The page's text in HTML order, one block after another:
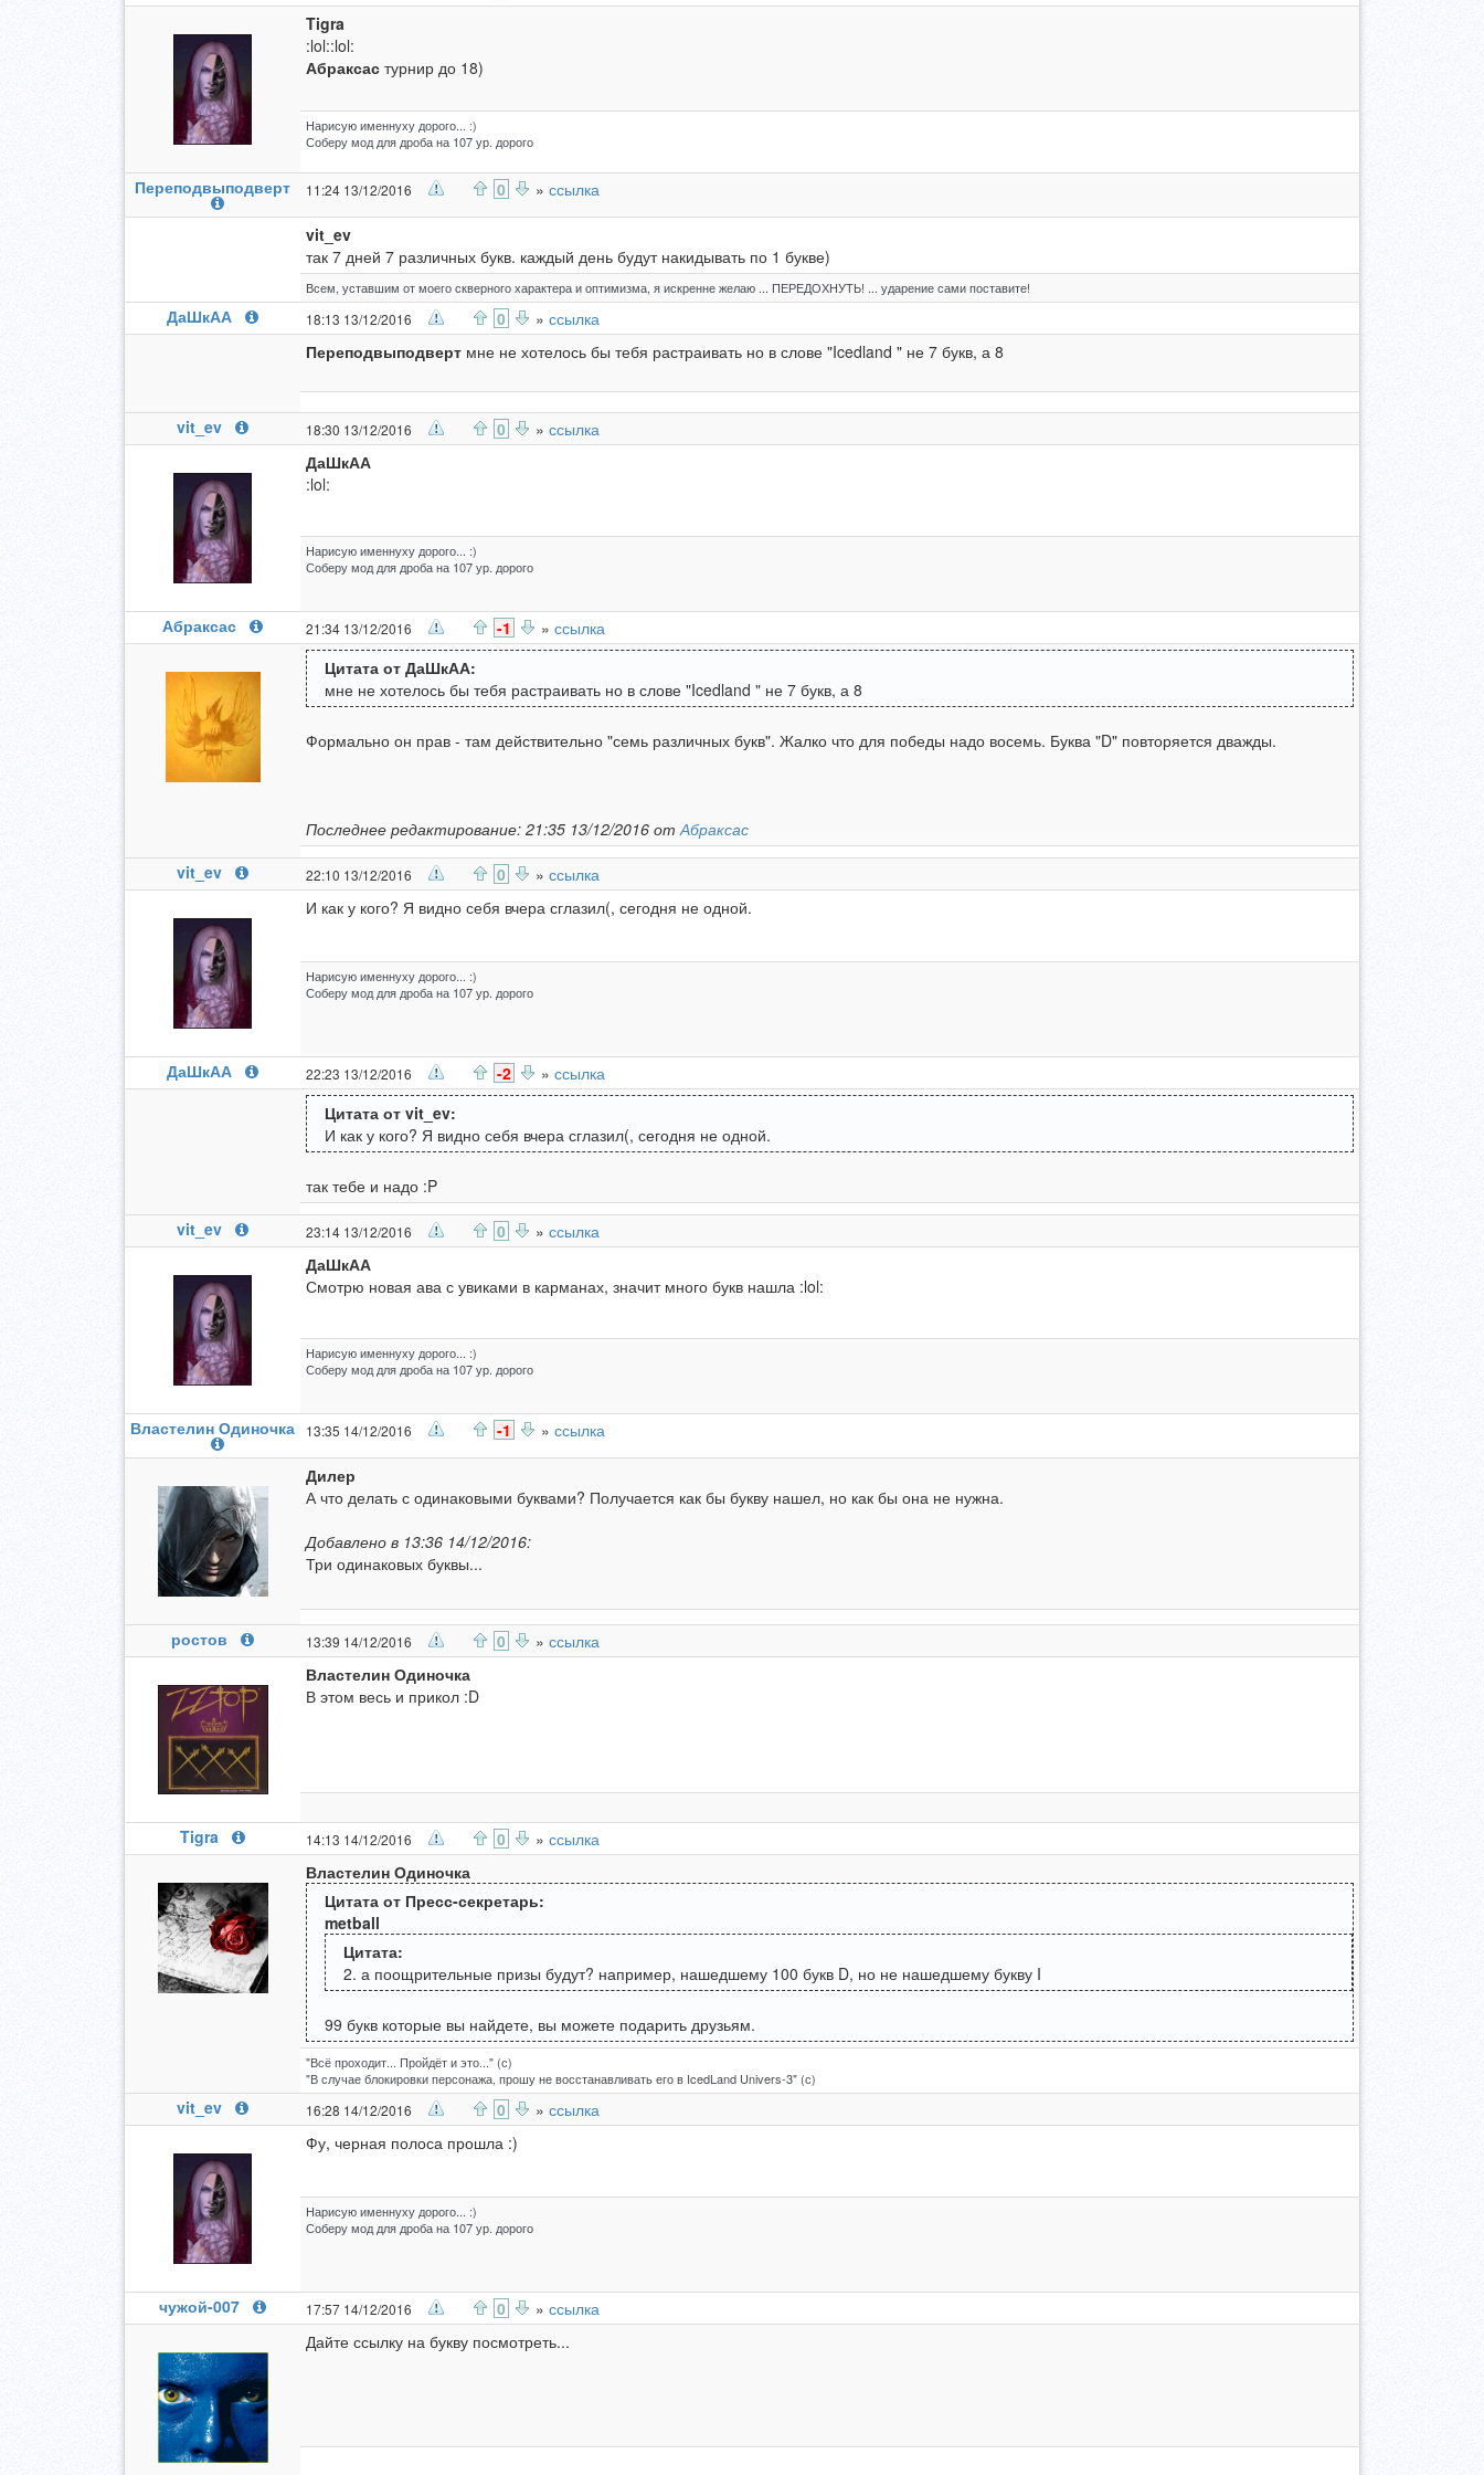
Tigra
:lol::lol:
Абраксас турнир до 18)
Нарисую именнуху дорого... :)
Соберу мод для дроба на 107 ур. дорого
Переподвыподверт 11:24 13/12/2016 0 » ссылка
vit_ev
так 7 дней 7 различных букв. каждый день будут накидывать по 1 букве)
Всем, уставшим от моего скверного характера и оптимизма, я искренне желаю ... ПЕРЕДОХНУТЬ! ... ударение сами поставите!
ДаШкАА 18:13 13/12/2016 0 » ссылка
Переподвыподверт мне не хотелось бы тебя растраивать но в слове "Icedland " не 7 букв, а 8
vit_ev 18:30 13/12/2016 0 » ссылка
ДаШкАА
:lol:
Нарисую именнуху дорого... :)
Соберу мод для дроба на 107 ур. дорого
Абраксас 21:34 13/12/2016 -1 » ссылка
Цитата от ДаШкАА:
мне не хотелось бы тебя растраивать но в слове "Icedland " не 7 букв, а 8
Формально он прав - там действительно "семь различных букв". Жалко что для победы надо восемь. Буква "D" повторяется дважды.
Последнее редактирование: 21:35 13/12/2016 отАбраксас
vit_ev
22:10 13/12/2016 0 » ссылка
И как у кого? Я видно себя вчера сглазил(, сегодня не одной.
Нарисую именнуху дорого... :)
Соберу мод для дроба на 107 ур. дорого
ДаШкАА 22:23 13/12/2016 -2 » ссылка
Цитата от vit_ev:
И как у кого? Я видно себя вчера сглазил(, сегодня не одной.
так тебе и надо :P
vit_ev
23:14 13/12/2016 0 » ссылка
ДаШкАА
Смотрю новая ава с увиками в карманах, значит много букв нашла :lol:
Нарисую именнуху дорого... :)
Соберу мод для дроба на 107 ур. дорого
Властелин Одиночка 13:35 14/12/2016 -1 » ссылка
Дилер
А что делать с одинаковыми буквами? Получается как бы букву нашел, но как бы она не нужна.
Добавлено в 13:36 14/12/2016:
Три одинаковых буквы...
ростов 13:39 14/12/2016 0 » ссылка
Властелин Одиночка
В этом весь и прикол :D
Tigra 14:13 14/12/2016 0 » ссылка
Властелин Одиночка
Цитата от Пресс-секретарь:
metball
Цитата:
2. а поощрительные призы будут? например, нашедшему 100 букв D, но не нашедшему букву I
99 букв которые вы найдете, вы можете подарить друзьям.
"Всё проходит... Пройдёт и это..." (с)
"В случае блокировки персонажа, прошу не восстанавливать его в IcedLand Univers-3" (с)
vit_ev 16:28 14/12/2016 0 » ссылка
Фу, черная полоса прошла :)
Нарисую именнуху дорого... :)
Соберу мод для дроба на 107 ур. дорого
чужой-007 17:57 14/12/2016 0 » ссылка
Дайте ссылку на букву посмотреть...